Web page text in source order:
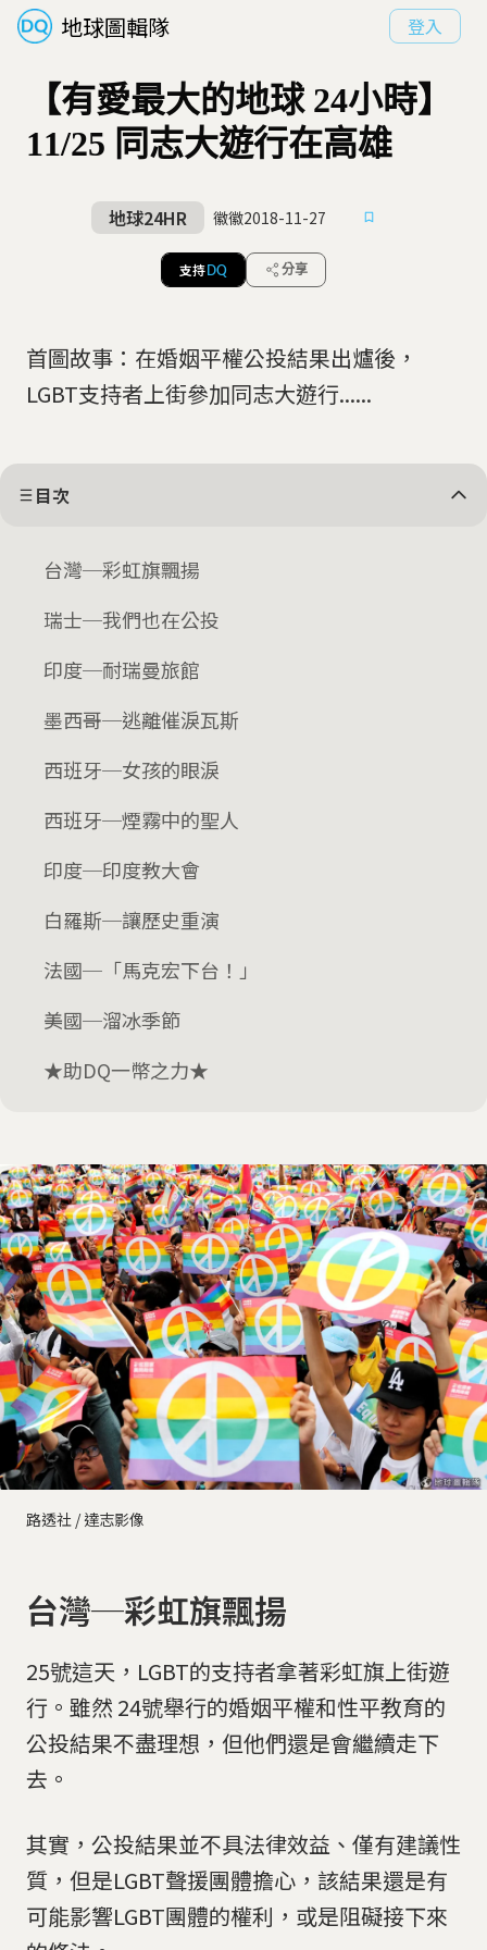
地球圖輯隊 登入
【有愛最大的地球 24小時】
11/25 同志大遊行在高雄
地球24HR 徽徽2018-11-27
支持 DQ 分享
首圖故事：在婚姻平權公投結果出爐後，
LGBT支持者上街參加同志大遊行......
目次
台灣─彩虹旗飄揚
瑞士─我們也在公投
印度─耐瑞曼旅館
墨西哥─逃離催淚瓦斯
西班牙─女孩的眼淚
西班牙─煙霧中的聖人
印度─印度教大會
白羅斯─讓歷史重演
法國─「馬克宏下台！」
美國─溜冰季節
★助DQ一幣之力★
路透社 / 達志影像
台灣─彩虹旗飄揚
25號這天，LGBT的支持者拿著彩虹旗上街遊
行。雖然 24號舉行的婚姻平權和性平教育的
公投結果不盡理想，但他們還是會繼續走下
去。
其實，公投結果並不具法律效益、僅有建議性
質，但是LGBT聲援團體擔心，該結果還是有
可能影響LGBT團體的權利，或是阻礙接下來